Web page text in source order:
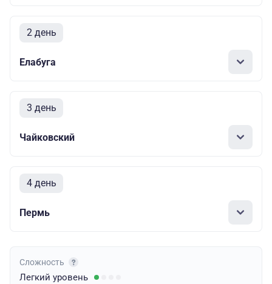
2 день
Елабуга
3 день
Чайковский
4 день
Пермь
Сложность
Легкий уровень